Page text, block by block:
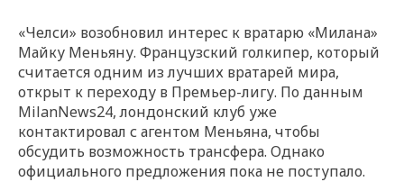
«Челси» возобновил интерес к вратарю «Милана»
Майку Меньяну. Французский голкипер, который
считается одним из лучших вратарей мира,
открыт к переходу в Премьер-лигу. По данным
MilanNews24, лондонский клуб уже
контактировал с агентом Меньяна, чтобы
обсудить возможность трансфера. Однако
официального предложения пока не поступало.